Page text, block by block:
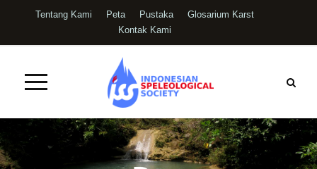
Tentang Kami Peta Pustaka
Glosarium Karst
Kontak Kami